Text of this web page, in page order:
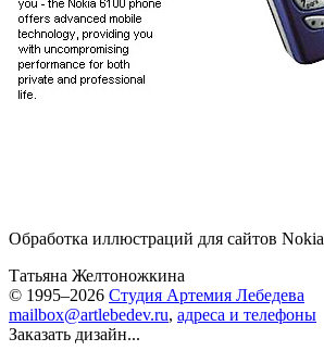
Обработка иллюстраций для сайтов Nokia
Татьяна Желтоножкина
© 1995–2026 Студия Артемия Лебедева
mailbox@artlebedev.ru, адреса и телефоны
Заказать дизайн...